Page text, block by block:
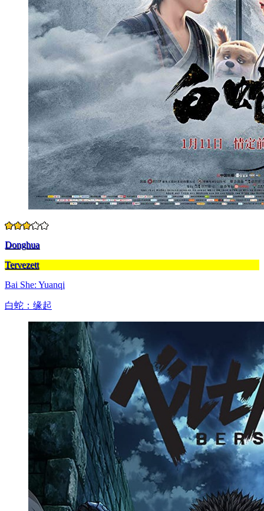
Donghua
Tervezett
Bai She: Yuanqi
白蛇：缘起